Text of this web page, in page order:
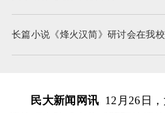
长篇小说《烽火汉简》研讨会在我
民大新闻网讯 12月26日